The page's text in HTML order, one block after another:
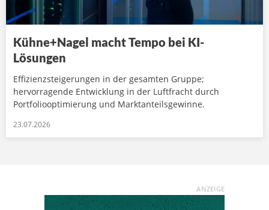
Kühne+Nagel macht Tempo bei KI-
Lösungen
Effizienzsteigerungen in der gesamten Gruppe;
hervorragende Entwicklung in der Luftfracht durch
Portfoliooptimierung und Marktanteilsgewinne.
23.07.2026
ANZEIGE